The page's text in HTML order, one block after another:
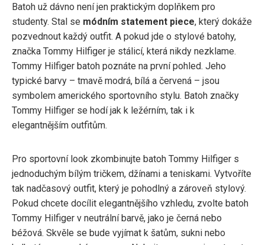
Batoh už dávno není jen praktickým doplňkem pro
studenty. Stal se módním statement piece, který dokáže
pozvednout každý outfit. A pokud jde o stylové batohy,
značka Tommy Hilfiger je stálicí, která nikdy nezklame.
Tommy Hilfiger batoh poznáte na první pohled. Jeho
typické barvy – tmavě modrá, bílá a červená – jsou
symbolem amerického sportovního stylu. Batoh značky
Tommy Hilfiger se hodí jak k ležérním, tak i k
elegantnějším outfitům.
Pro sportovní look zkombinujte batoh Tommy Hilfiger s
jednoduchým bílým tričkem, džínami a teniskami. Vytvoříte
tak nadčasový outfit, který je pohodlný a zároveň stylový.
Pokud chcete docílit elegantnějšího vzhledu, zvolte batoh
Tommy Hilfiger v neutrální barvě, jako je černá nebo
béžová. Skvěle se bude vyjímat k šatům, sukni nebo